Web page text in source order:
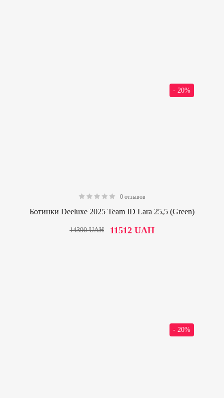
- 20%
0 отзывов
Ботинки Deeluxe 2025 Team ID Lara 25,5 (Green)
11512 UAH
14390UAH
- 20%